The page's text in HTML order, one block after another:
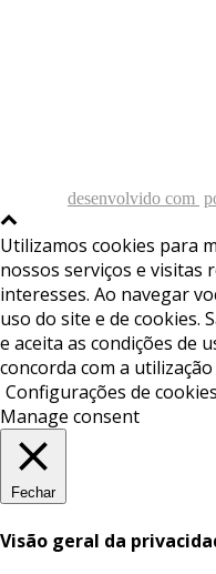
desenvolvido com
Utilizamos cookies para
nossos serviços e visitas
interesses. Ao navegar
uso do site e de cookies.
e aceita as condições de
concorda com a
Configurações de cookies
Manage consent
Fechar
Visão geral da